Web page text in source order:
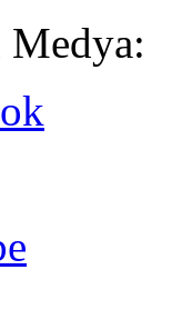
Medya: